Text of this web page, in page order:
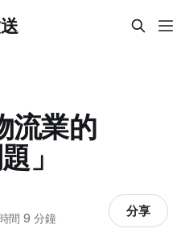
流業的
」
間 9 分鐘 分享